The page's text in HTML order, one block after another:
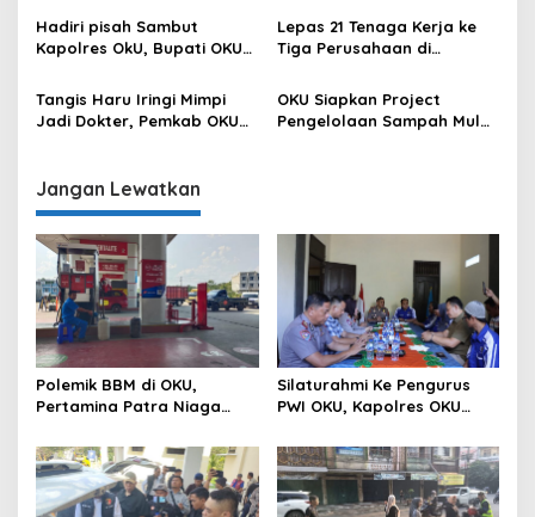
OKU
Hadiri pisah Sambut
Kapolres OkU, Bupati OKU
Kolaborasi untuk Kemajuan
Daerah
Lepas 21 Tenaga Kerja ke
Tiga Perusahaan di
Kongkrit Pemkab OKU
Kurangi Pengangguran
Tangis Haru Iringi Mimpi
Jadi Dokter, Pemkab OKU
Keluarga Kurang Mampu
OKU Siapkan Project
Pengelolaan Sampah Mulai
Jangan Lewatkan
Polemik BBM di OKU,
Pertamina Patra Niaga
Optimalkan Penyaluran
BBM Subsidi dan Perkuat
Pengawasan di Kabupaten
Silaturahmi Ke Pengurus
PWI OKU, Kapolres OKU
Media dan Polri